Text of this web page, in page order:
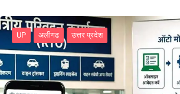
UP अलीगढ उत्तर प्रदेश